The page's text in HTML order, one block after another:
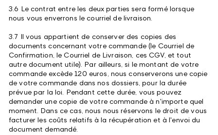
3.6 Le contrat entre les deux parties sera formé lorsque
nous vous enverrons le courriel de livraison.
3.7 Il vous appartient de conserver des copies des
documents concernant votre commande (le Courriel de
Confirmation, le Courriel de Livraison, ces CGV, et tout
autre document utile). Par ailleurs, si le montant de votre
commande excède 120 euros, nous conserverons une copie
de votre commande dans nos dossiers, pour la durée
prévue par la loi. Pendant cette durée, vous pouvez
demander une copie de votre commande à n'importe quel
moment. Dans ce cas, nous nous réservons le droit de vous
facturer les coûts relatifs à la récupération et à l'envoi du
document demandé.